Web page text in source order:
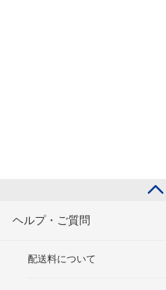
ヘルプ・ご質問
配送料について